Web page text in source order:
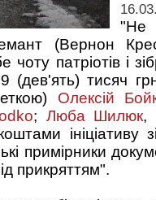
(Вернон
чоту патріотів і
(дев'ять) тисяч
Олексій
; Люба Шилюк,
ініціативу
примірники
прикряттям".